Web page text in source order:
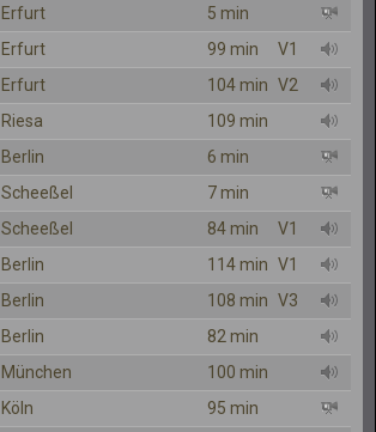
Erfurt
5 min
Erfurt 99 min
V1
Erfurt 104 min V2
Riesa
109 min
Berlin
6 min
Scheeßel
7 min
Scheeßel 84 min
V1
Berlin 114 min V1
Berlin 108 min V3
Berlin
82 min
München
100 min
Köln
95 min